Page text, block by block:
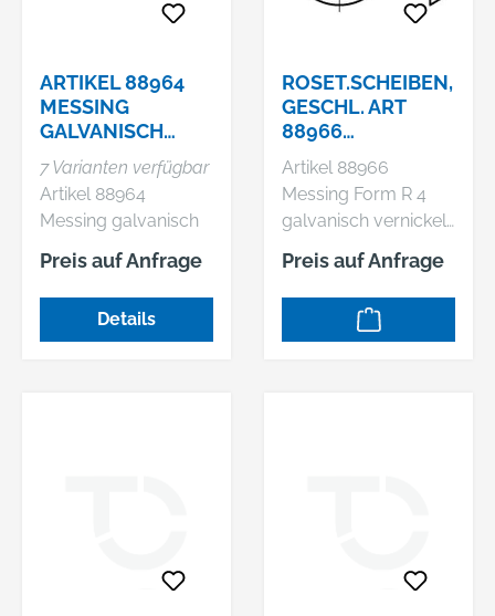
ARTIKEL 88964
MESSING
GALVANISCH
VERNICKELT
HÜLSENMUTTER
N MIT
LINSENSENKKOP
F, MI
7 Varianten verfügbar
Artikel 88964
Messing galvanisch
vernickelt
Hülsenmuttern mit
Linsensenkkopf, mit
Innengewinde
Preis auf Anfrage
Details
ROSET.SCHEIBEN,
GESCHL. ART
88966
ROSETTENSCH.
MESSING 7,0
VERNICKELT US
4157
GESCHLOSSEN
Artikel 88966
Messing Form R 4
galvanisch vernickelt
Rosettenscheiben,
Auflage
geschlossen, für
Senk-und
Preis auf Anfrage